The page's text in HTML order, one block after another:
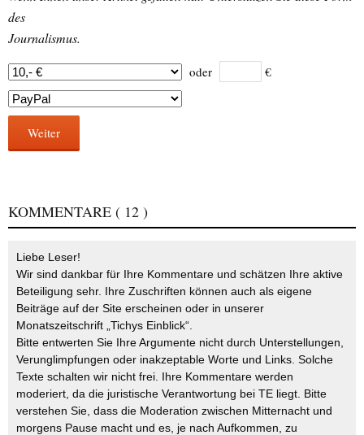
des
Journalismus.
oder €
Weiter
KOMMENTARE ( 12 )
Liebe Leser!
Wir sind dankbar für Ihre Kommentare und schätzen Ihre aktive
Beteiligung sehr. Ihre Zuschriften können auch als eigene
Beiträge auf der Site erscheinen oder in unserer
Monatszeitschrift „Tichys Einblick“.
Bitte entwerten Sie Ihre Argumente nicht durch Unterstellungen,
Verunglimpfungen oder inakzeptable Worte und Links. Solche
Texte schalten wir nicht frei. Ihre Kommentare werden
moderiert, da die juristische Verantwortung bei TE liegt. Bitte
verstehen Sie, dass die Moderation zwischen Mitternacht und
morgens Pause macht und es, je nach Aufkommen, zu